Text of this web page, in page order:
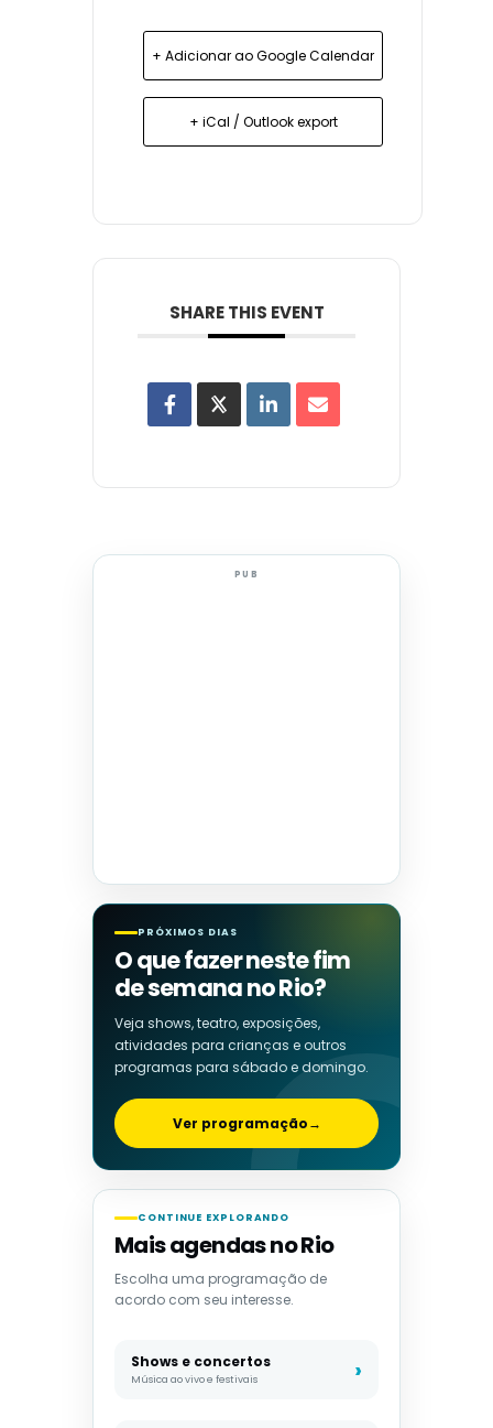
+ Adicionar ao Google Calendar
+ iCal / Outlook export
SHARE THIS EVENT
PUB
PRÓXIMOS DIAS
O que fazer neste fim
de semana no Rio?
Veja shows, teatro, exposições,
atividades para crianças e outros
programas para sábado e domingo.
Ver programação→
CONTINUE EXPLORANDO
Mais agendas no Rio
Escolha uma programação de
acordo com seu interesse.
Shows e concertos
Música ao vivo e festivais